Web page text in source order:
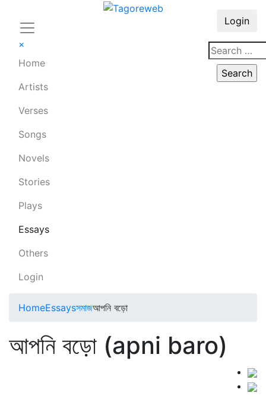
×
Home
Artists
Verses
Songs
Novels
Stories
Plays
Essays
Others
Login
Login
HomeEssaysসমাজআপনি বড়ো
আপনি বড়ো (apni baro)